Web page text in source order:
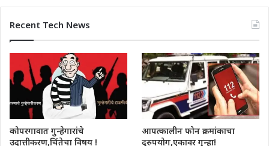
Recent Tech News
कोपरगावात गुन्हेगारांचे
उदात्तीकरण,चिंतेचा विषय !
आपत्कालीन फोन क्रमांकाचा
दुरुपयोग,एकावर गुन्हा!